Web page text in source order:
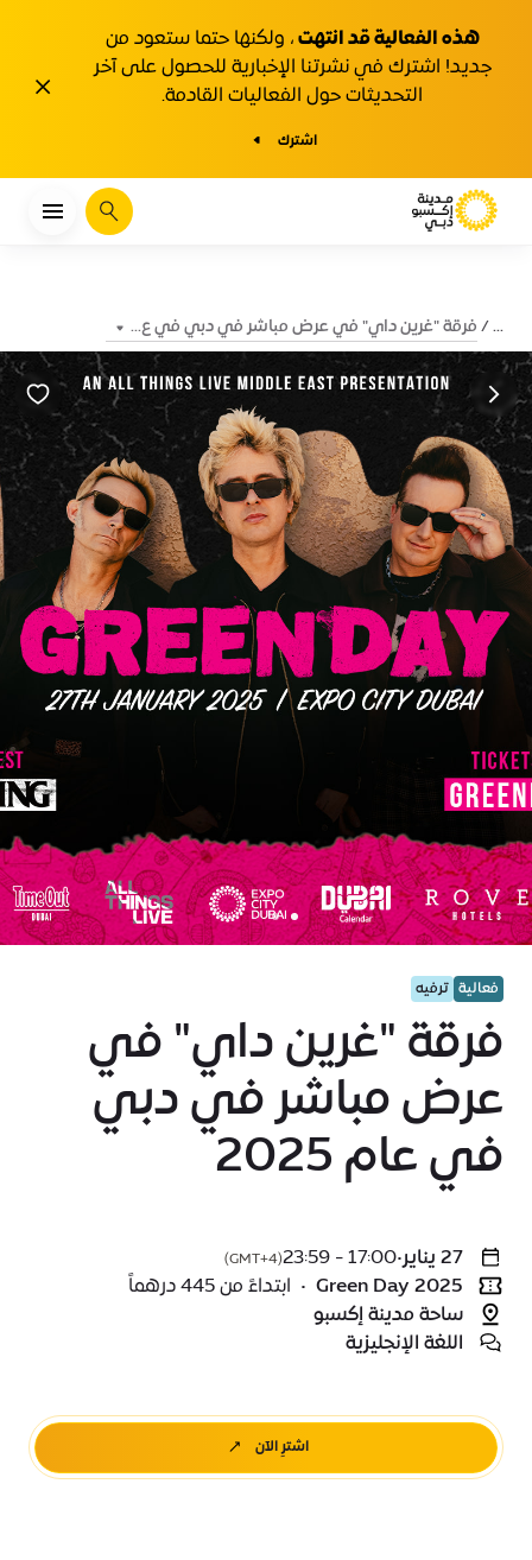
هذه الفعالية قد انتهت ، ولكنها حتما ستعود من
جديد! اشترك في نشرتنا الإخبارية للحصول على آخر
التحديثات حول الفعاليات القادمة.
اشترك
يبحث
... فرقة "غرين داي" في عرض مباشر في دبي في ع...
فعالية ترفيه
فرقة "غرين داي" في
عرض مباشر في دبي
في عام 2025
27 يناير •
17:00 - 23:59
(GMT+4)
Green Day 2025
• ابتداءً من 445 درهماً
ساحة مدينة إكسبو
اللغة الإنجليزية
اشترِ الآن